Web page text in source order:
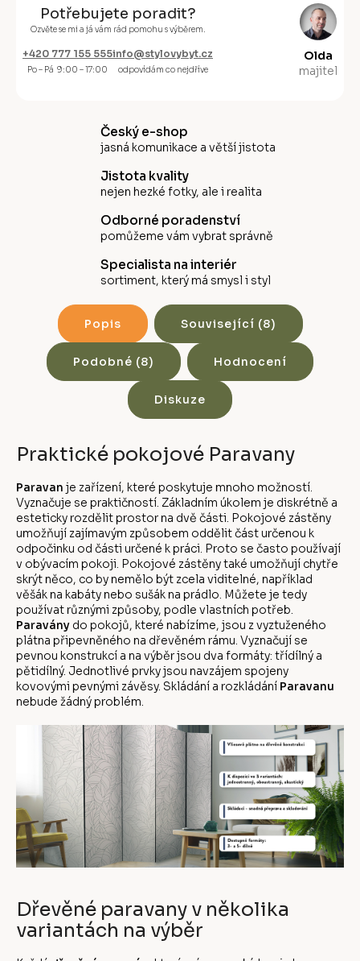
Potřebujete poradit?
Ozvěte se mi a já vám rád pomohu s výběrem.
+420 777 155 555
Po – Pá 9:00 – 17:00
info@stylovybyt.cz
odpovídám co nejdříve
Olda
majitel
Český e-shop
jasná komunikace a větší jistota
Jistota kvality
nejen hezké fotky, ale i realita
Odborné poradenství
pomůžeme vám vybrat správně
Specialista na interiér
sortiment, který má smysl i styl
Popis Související (8)
Podobné (8) Hodnocení
Diskuze
Praktické pokojové Paravany
Paravan je zařízení, které poskytuje mnoho možností.
Vyznačuje se praktičností. Základním úkolem je diskrétně a
esteticky rozdělit prostor na dvě části. Pokojové zástěny
umožňují zajímavým způsobem oddělit část určenou k
odpočinku od části určené k práci. Proto se často používají
v obývacím pokoji. Pokojové zástěny také umožňují chytře
skrýt něco, co by nemělo být zcela viditelné, například
věšák na kabáty nebo sušák na prádlo. Můžete je tedy
používat různými způsoby, podle vlastních potřeb.
Paravány do pokojů, které nabízíme, jsou z vyztuženého
plátna připevněného na dřevěném rámu. Vyznačují se
pevnou konstrukcí a na výběr jsou dva formáty: třídílný a
pětidílný. Jednotlivé prvky jsou navzájem spojeny
kovovými pevnými závěsy. Skládání a rozkládání Paravanu
nebude žádný problém.
Dřevěné paravany v několika
variantách na výběr